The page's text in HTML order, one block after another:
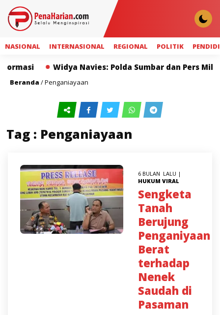
NASIONAL INTERNASIONAL REGIONAL POLITIK
Widya Navies: Polda Sumbar dan Pers Miliki
Beranda /Penganiayaan
Tag : Penganiayaan
6 BULAN LALU |
HUKUM VIRAL
Sengketa
Tanah
Berujung
Penganiyaan
Berat
terhadap
Nenek
Saudah di
Pasaman